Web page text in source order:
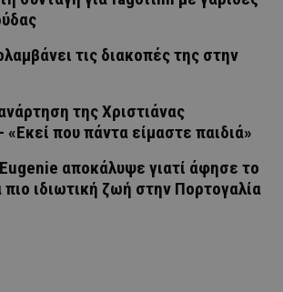
τις διακοπές της στην
της Χριστιάνας
«Εκεί που πάντα είμαστε παιδιά»
αποκάλυψε γιατί άφησε το
πιο ιδιωτική ζωή στην Πορτογαλία